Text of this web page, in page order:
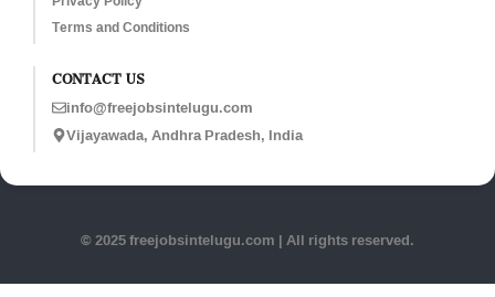
Terms and Conditions
CONTACT US
info@freejobsintelugu.com
Vijayawada, Andhra Pradesh, India
© 2025 freejobsintelugu.com | All rights reserved.